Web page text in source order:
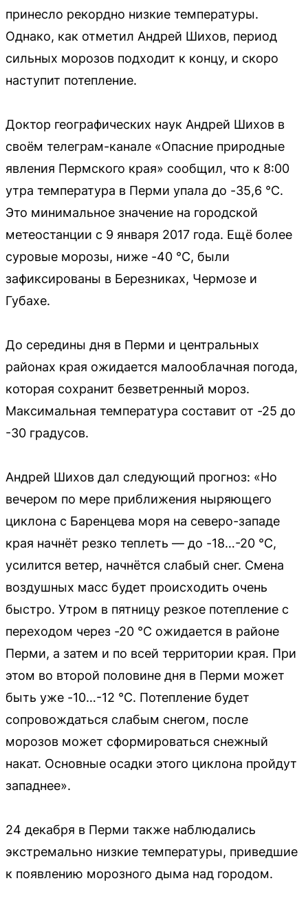
принесло рекордно низкие температуры.
Однако, как отметил Андрей Шихов, период
сильных морозов подходит к концу, и скоро
наступит потепление.
Доктор географических наук Андрей Шихов в
своём телеграм-канале «Опасние природные
явления Пермского края» сообщил, что к 8:00
утра температура в Перми упала до -35,6 °С.
Это минимальное значение на городской
метеостанции с 9 января 2017 года. Ещё более
суровые морозы, ниже -40 °С, были
зафиксированы в Березниках, Чермозе и
Губахе.
До середины дня в Перми и центральных
районах края ожидается малооблачная погода,
которая сохранит безветренный мороз.
Максимальная температура составит от -25 до
-30 градусов.
Андрей Шихов дал следующий прогноз: «Но
вечером по мере приближения ныряющего
циклона с Баренцева моря на северо-западе
края начнёт резко теплеть — до -18…-20 °С,
усилится ветер, начнётся слабый снег. Смена
воздушных масс будет происходить очень
быстро. Утром в пятницу резкое потепление с
переходом через -20 °С ожидается в районе
Перми, а затем и по всей территории края. При
этом во второй половине дня в Перми может
быть уже -10…-12 °С. Потепление будет
сопровождаться слабым снегом, после
морозов может сформироваться снежный
накат. Основные осадки этого циклона пройдут
западнее».
24 декабря в Перми также наблюдались
экстремально низкие температуры, приведшие
к появлению морозного дыма над городом.